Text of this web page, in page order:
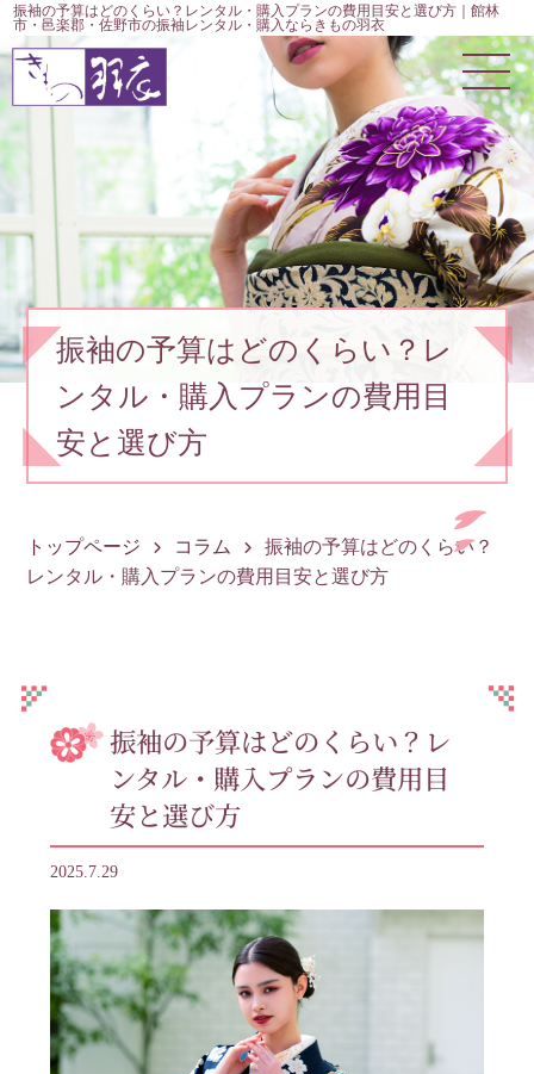
振袖の予算はどのくらい？レンタル・購入プランの費用目安と選び方｜館林
市・邑楽郡・佐野市の振袖レンタル・購入ならきもの羽衣
振袖の予算はどのくらい？レ
ンタル・購入プランの費用目
安と選び方
トップページ コラム
振袖の予算はどのくらい？
レンタル・購入プランの費用目安と選び方
振袖の予算はどのくらい？レ
ンタル・購入プランの費用目
安と選び方
2025.7.29